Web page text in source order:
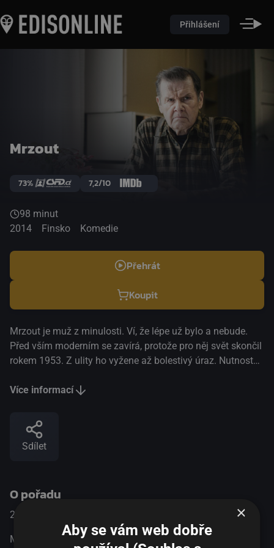
Přihlášení
Mrzout
73% 7,2/10
98 minut
2014
Finsko Komedie
Přehrát
Koupit
Mrzout je muž z minulosti. Ví, že lépe už bylo a nebude.
Před vším moderním se zavírá, protože pro něj svět skončil
rokem 1953. Z ulity ho vyžene až bolestivý úraz. Nutnost
muže celou řadu nepříjemných epizod – třeba jízdu autem,
nikdy neměl příliš blízko. Mrzouta zkrátka čeká jeden velký
mrzutý víkend. A jako obvykle se postará o to, aby bylo
horko i všem ostatním.
Více informací
Sdílet
O pořadu
2014
Mrzout je muž z minulosti. Ví, že lépe už bylo a nebude.
×
Aby se vám web dobře